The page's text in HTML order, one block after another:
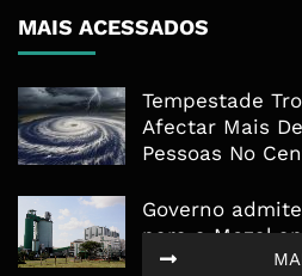
MAIS ACESSADOS
Tempestade
Afectar Mais
Pessoas No
Governo
para a Mozal
operações